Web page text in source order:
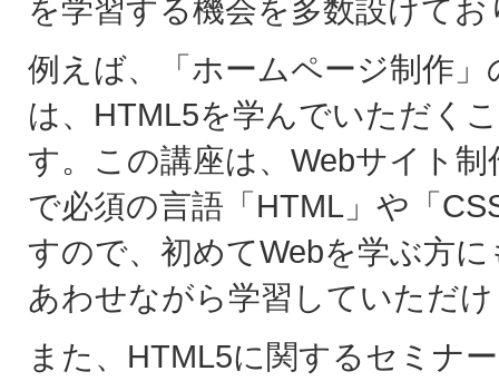
を学習する機会を多数設けてお
例えば、「ホームページ制作」
は、HTML5を学んでいただく
す。この講座は、Webサイト
で必須の言語「HTML」や「
すので、初めてWebを学ぶ方
あわせながら学習していただ
また、HTML5に関するセミナ